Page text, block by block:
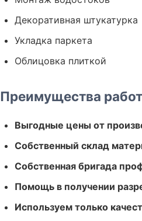
Декоративная штукатурка
Укладка паркета
Облицовка плиткой
Преимущества
Выгодные цены от
Собственный склад
Собственная бригада
Помощь в получении
Используем только